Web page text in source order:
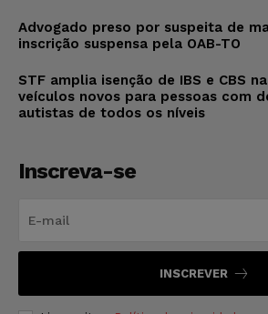
Advogado preso por suspeita de
inscrição suspensa pela OAB-TO
STF amplia isenção de IBS e CBS
veículos novos para pessoas com
autistas de todos os níveis
Inscreva-se
INSCREVER